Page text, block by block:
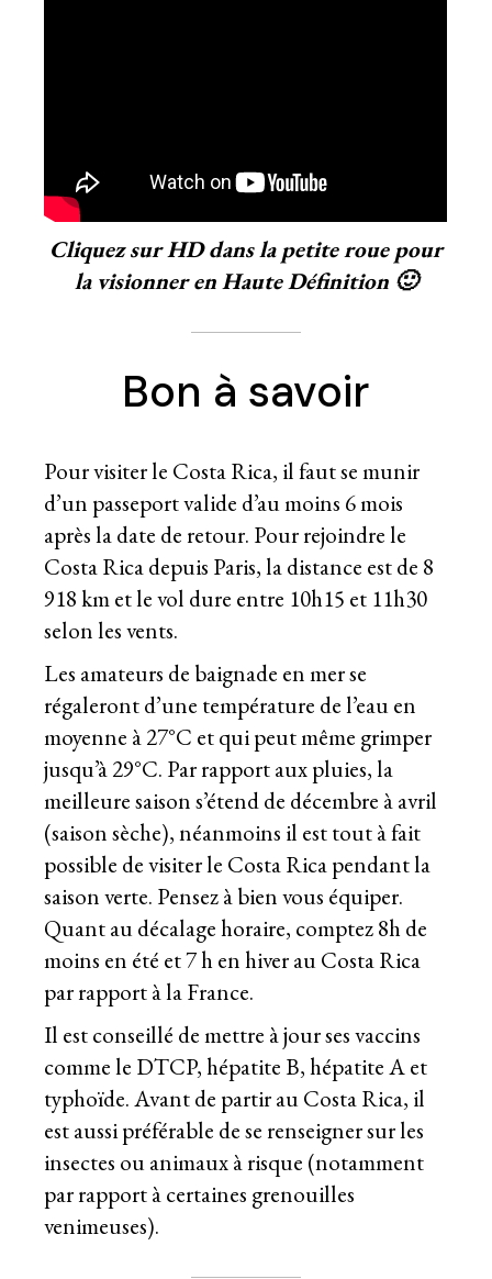
Cliquez sur HD dans la petite roue pour
la visionner en Haute Définition 🙂
Bon à savoir
Pour visiter le Costa Rica, il faut se munir
d’un passeport valide d’au moins 6 mois
après la date de retour. Pour rejoindre le
Costa Rica depuis Paris, la distance est de 8
918 km et le vol dure entre 10h15 et 11h30
selon les vents.
Les amateurs de baignade en mer se
régaleront d’une température de l’eau en
moyenne à 27°C et qui peut même grimper
jusqu’à 29°C. Par rapport aux pluies, la
meilleure saison s’étend de décembre à avril
(saison sèche), néanmoins il est tout à fait
possible de visiter le Costa Rica pendant la
saison verte. Pensez à bien vous équiper.
Quant au décalage horaire, comptez 8h de
moins en été et 7 h en hiver au Costa Rica
par rapport à la France.
Il est conseillé de mettre à jour ses vaccins
comme le DTCP, hépatite B, hépatite A et
typhoïde. Avant de partir au Costa Rica, il
est aussi préférable de se renseigner sur les
insectes ou animaux à risque (notamment
par rapport à certaines grenouilles
venimeuses).